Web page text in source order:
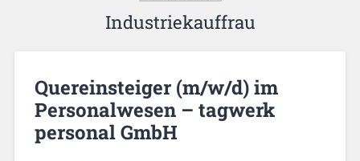
Industriekauffrau
Quereinsteiger (m/w/d) im
Personalwesen – tagwerk
personal GmbH